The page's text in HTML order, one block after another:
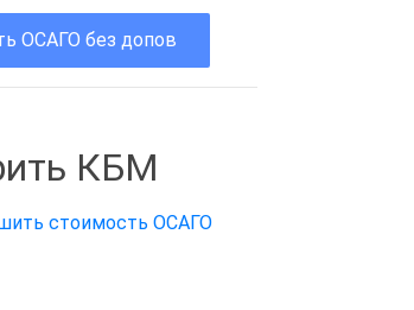
ОСАГО без допов
КБМ
стоимость ОСАГО